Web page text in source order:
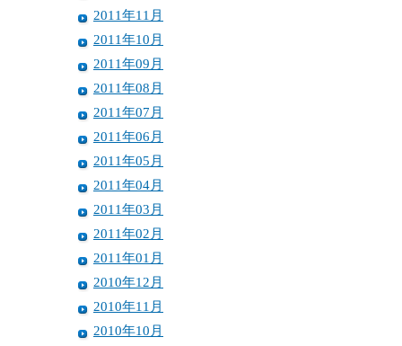
2011年11月
2011年10月
2011年09月
2011年08月
2011年07月
2011年06月
2011年05月
2011年04月
2011年03月
2011年02月
2011年01月
2010年12月
2010年11月
2010年10月